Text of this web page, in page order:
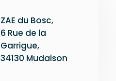
ZAE du Bosc,
6 Rue de la
Garrigue,
34130 Mudaison